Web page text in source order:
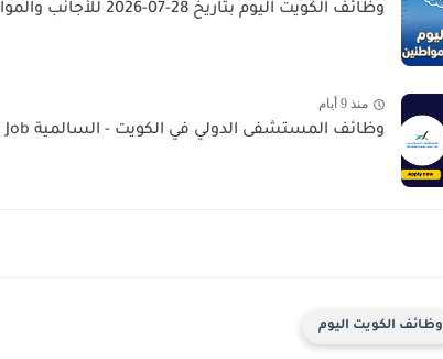
وظائف الكويت اليوم بتاريخ 28-07-2026 للأجانب والمواطنين في مختلف التخصصات
منذ 9 أيام
وظائف المستشفى الدولي في الكويت - السالمية International Hospital Job...
وظائف الكويت اليوم